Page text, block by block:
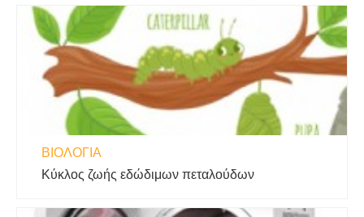
ΒΙΟΛΟΓΊΑ
Κύκλος ζωής εδώδιμων πεταλούδων